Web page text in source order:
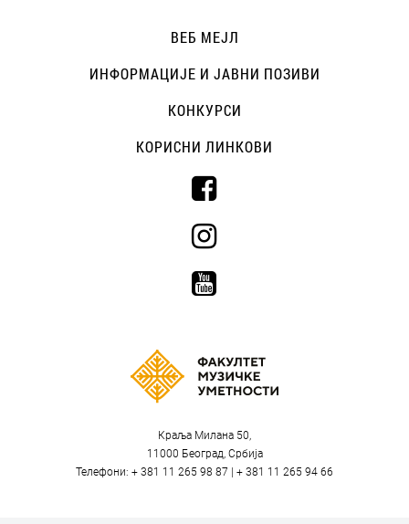
Краља Милана 50,
11000 Београд, Србија
Телефони: + 381 11 265 98 87 | + 381 11 265 94 66
ВЕБ МЕЈЛ
ИНФОРМАЦИЈЕ И ЈАВНИ ПОЗИВИ
КОНКУРСИ
КОРИСНИ ЛИНКОВИ